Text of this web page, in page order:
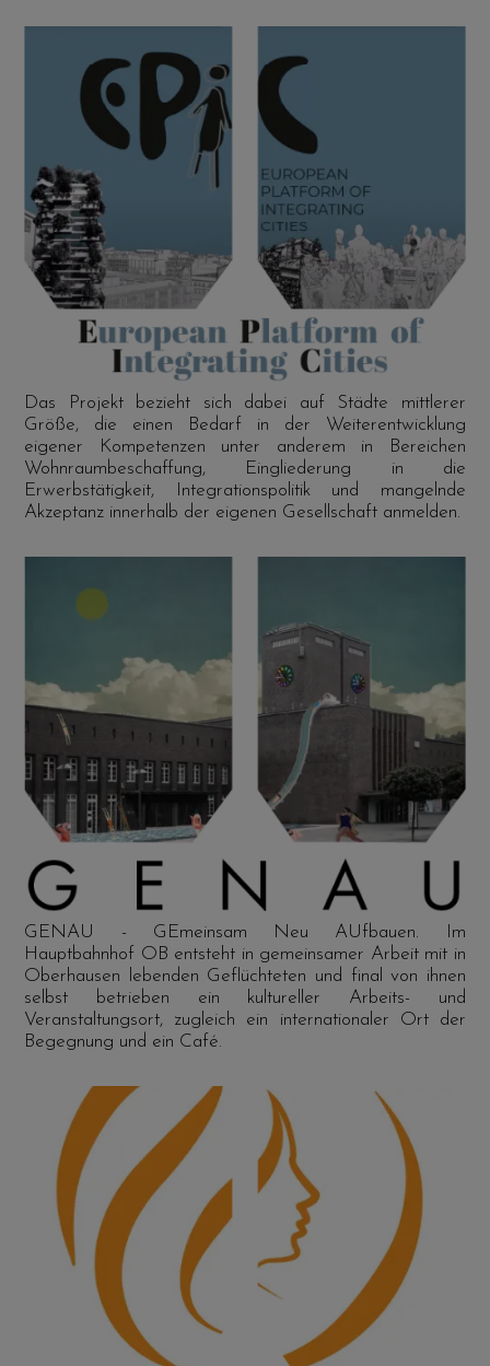
Das Projekt bezieht sich dabei auf Städte mittlerer
Größe, die einen Bedarf in der Weiterentwicklung
eigener Kompetenzen unter anderem in Bereichen
Wohnraumbeschaffung, Eingliederung in die
Erwerbstätigkeit, Integrationspolitik und mangelnde
Akzeptanz innerhalb der eigenen Gesellschaft anmelden.
GENAU - GEmeinsam Neu AUfbauen. Im
Hauptbahnhof OB entsteht in gemeinsamer Arbeit mit in
Oberhausen lebenden Geflüchteten und final von ihnen
selbst betrieben ein kultureller Arbeits- und
Veranstaltungsort, zugleich ein internationaler Ort der
Begegnung und ein Café.